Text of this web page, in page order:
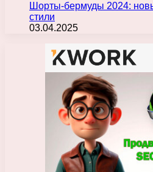
Шорты-бермуды 2024:
стили
03.04.2025